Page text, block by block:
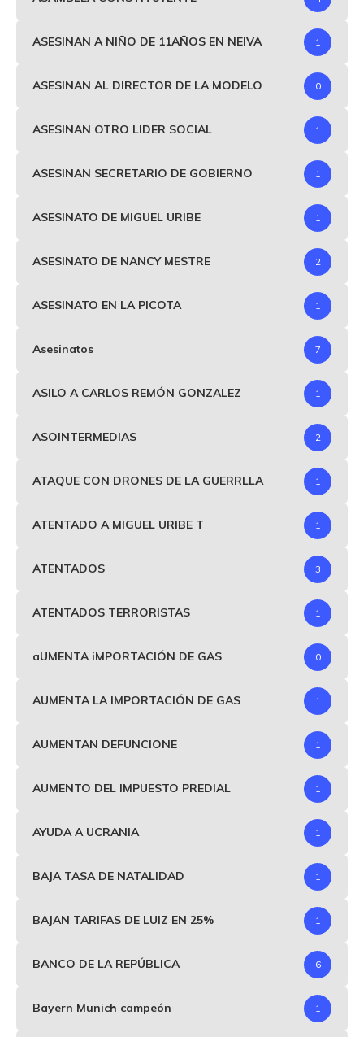
ASESINAN A NIÑO DE 11AÑOS EN NEIVA 1
ASESINAN AL DIRECTOR DE LA MODELO 0
ASESINAN OTRO LIDER SOCIAL 1
ASESINAN SECRETARIO DE GOBIERNO 1
ASESINATO DE MIGUEL URIBE 1
ASESINATO DE NANCY MESTRE 2
ASESINATO EN LA PICOTA 1
Asesinatos 7
ASILO A CARLOS REMÓN GONZALEZ 1
ASOINTERMEDIAS 2
ATAQUE CON DRONES DE LA GUERRLLA 1
ATENTADO A MIGUEL URIBE T 1
ATENTADOS 3
ATENTADOS TERRORISTAS 1
aUMENTA iMPORTACIÓN DE GAS 0
AUMENTA LA IMPORTACIÓN DE GAS 1
AUMENTAN DEFUNCIONE 1
AUMENTO DEL IMPUESTO PREDIAL 1
AYUDA A UCRANIA 1
BAJA TASA DE NATALIDAD 1
BAJAN TARIFAS DE LUIZ EN 25% 1
BANCO DE LA REPÚBLICA 6
Bayern Munich campeón 1